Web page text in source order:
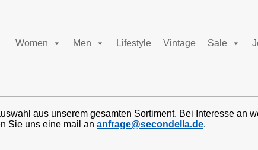
Women Men Lifestyle Vintage Sale
aus unserem gesamten Sortiment. Bei Interesse an
Sie uns eine mail an anfrage@secondella.de.